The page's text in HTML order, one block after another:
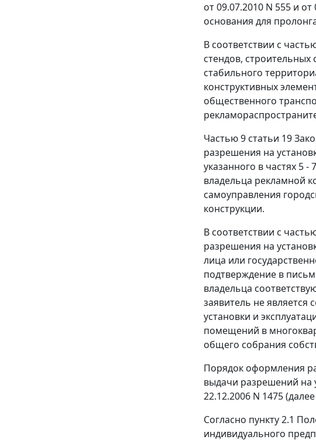
от 09.07.2010 N 555 и
основания для
В соответствии с
стендов, строительных
стабильного
конструктивных
общественного
Частью 9 статьи 19
разрешения на
указанного в частях 5
владельца рекламной
самоуправления
конструкции.
В соответствии с
разрешения на
лица или
подтверждение в
владельца
заявитель не
установки и
помещений в
общего собрания
Порядок оформления
выдачи разрешений на
22.12.2006 N 1475
Согласно пункту 2.1
индивидуального